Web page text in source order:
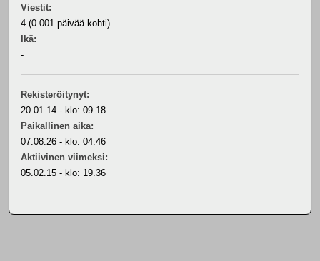
Viestit:
4 (0.001 päivää kohti)
Ikä:
-
Rekisteröitynyt:
20.01.14 - klo: 09.18
Paikallinen aika:
07.08.26 - klo: 04.46
Aktiivinen viimeksi:
05.02.15 - klo: 19.36